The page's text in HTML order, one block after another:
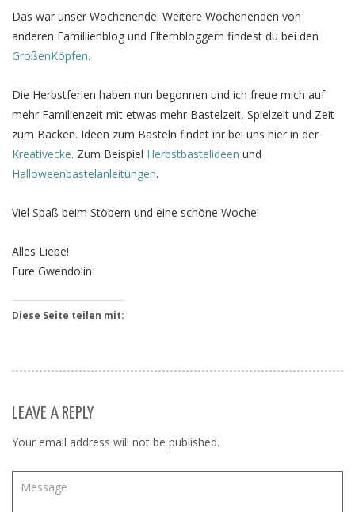
Das war unser Wochenende. Weitere Wochenenden von
anderen Famillienblog und Elternbloggern findest du bei den
GroßenKöpfen.
Die Herbstferien haben nun begonnen und ich freue mich auf
mehr Familienzeit mit etwas mehr Bastelzeit, Spielzeit und Zeit
zum Backen. Ideen zum Basteln findet ihr bei uns hier in der
Kreativecke. Zum Beispiel Herbstbastelideen und
Halloweenbastelanleitungen.
Viel Spaß beim Stöbern und eine schöne Woche!
Alles Liebe!
Eure Gwendolin
Diese Seite teilen mit:
LEAVE A REPLY
Your email address will not be published.